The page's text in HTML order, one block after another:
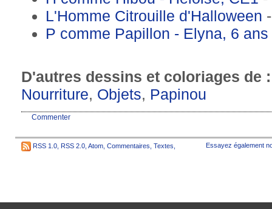
L'Homme Citrouille d'Halloween
P comme Papillon - Elyna, 6 ans
D'autres dessins et coloriages de
Nourriture, Objets, Papinou
Commenter
RSS 1.0 RSS 2.0 Atom Commentaires Textes Essayez également